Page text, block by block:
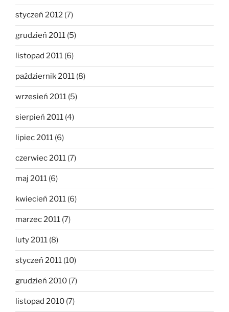
styczeń 2012 (7)
grudzień 2011 (5)
listopad 2011 (6)
październik 2011 (8)
wrzesień 2011 (5)
sierpień 2011 (4)
lipiec 2011 (6)
czerwiec 2011 (7)
maj 2011 (6)
kwiecień 2011 (6)
marzec 2011 (7)
luty 2011 (8)
styczeń 2011 (10)
grudzień 2010 (7)
listopad 2010 (7)